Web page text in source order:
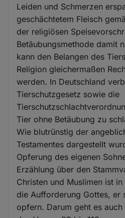
Leiden und Schmerzen
geschächtetem Fleisch
der religiösen
Betäubungsmethode damit
kann den Belangen des
Religion gleichermaßen
werden. In Deutschland
Tierschutzgesetz sowie die
Tier ohne Betäubung zu
Wie blutrünstig der
Testamentes dargestellt
Opferung des eigenen
Erzählung über den
Christen und Muslimen ist
die Aufforderung Gottes, er
opfern. Darum geht es